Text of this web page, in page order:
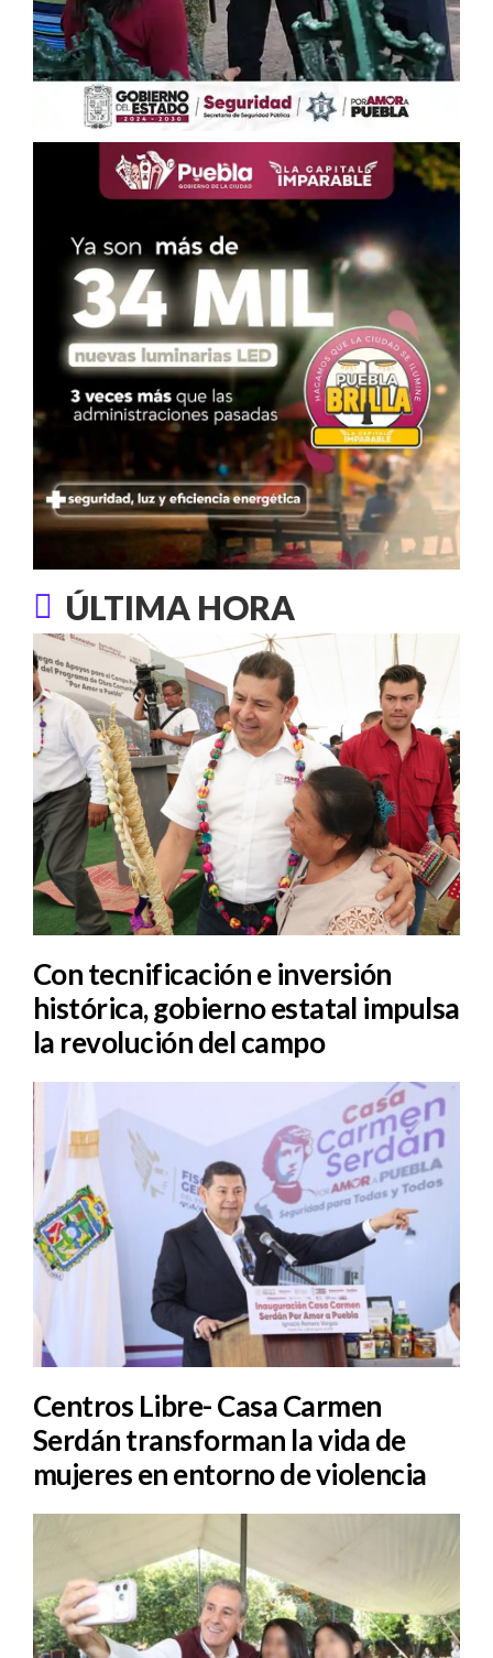
ÚLTIMA HORA
Con tecnificación e inversión
histórica, gobierno estatal impulsa
la revolución del campo
Centros Libre- Casa Carmen
Serdán transforman la vida de
mujeres en entorno de violencia